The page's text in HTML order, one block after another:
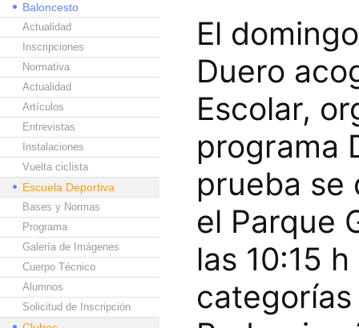
Baloncesto
Actualidad
Inscripciones
Normativa
Actualidad
Artículos
Entrevistas
Instalaciones
Vuelta ciclista
Escuela Deportiva
Bases y Normas
Programa
Galería de Imágenes
Cuerpo Técnico
Alumnos
Solicitud de Inscripción
El
Duero
Escolar,
programa
prueba se
el Parque
las 10:15